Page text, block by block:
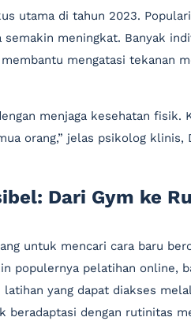
utama di tahun 2023.
meningkat. Banyak
mengatasi tekanan
menjaga kesehatan fisik.
orang,” jelas psikolog klinis,
Dari Gym ke
untuk mencari cara baru
populernya pelatihan online,
yang dapat diakses
beradaptasi dengan rutinitas